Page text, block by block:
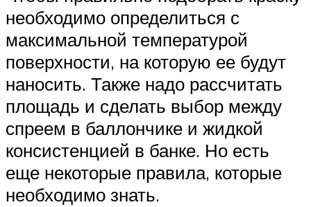
необходимо определиться с
максимальной температурой
поверхности, на которую ее будут
наносить. Также надо рассчитать
площадь и сделать выбор между
спреем в баллончике и жидкой
консистенцией в банке. Но есть
еще некоторые правила, которые
необходимо знать.